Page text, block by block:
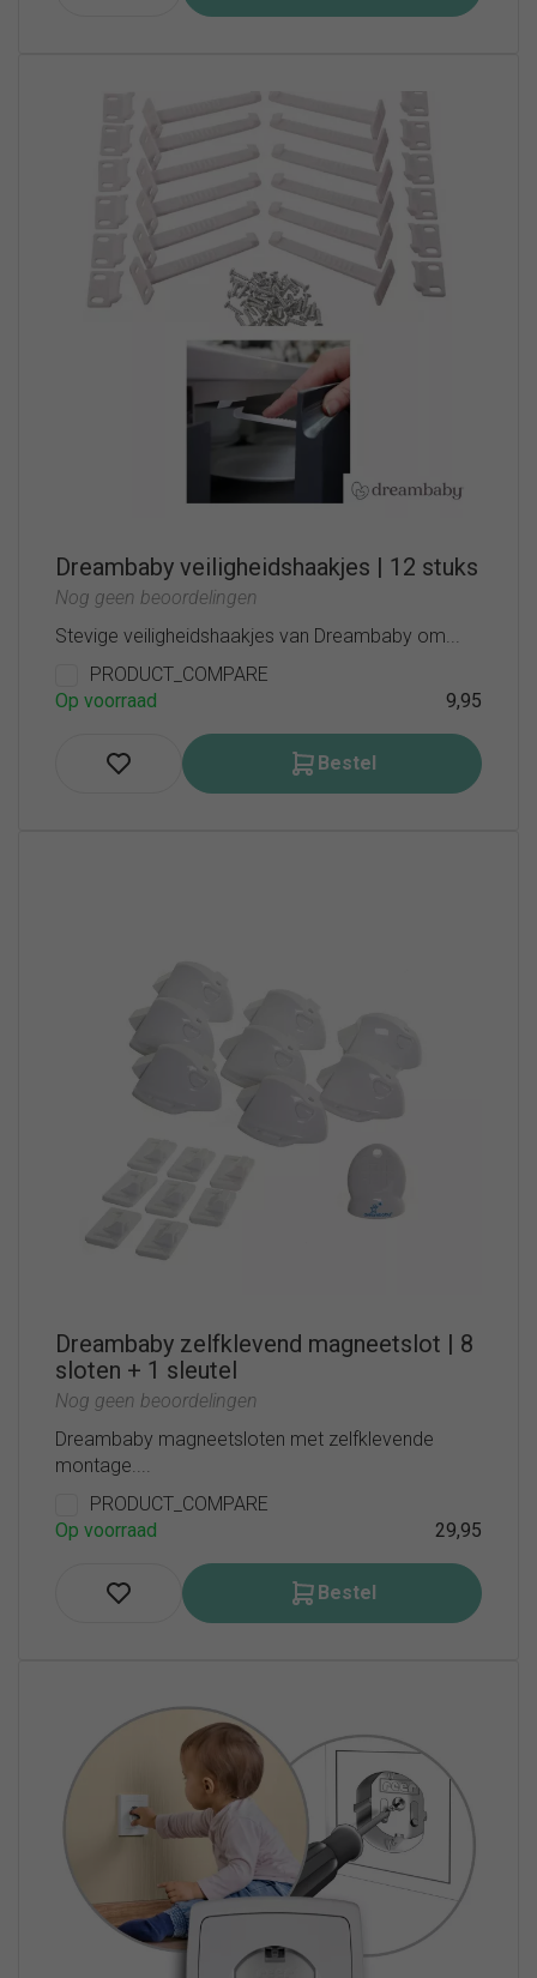
Dreambaby veiligheidshaakjes | 12 stuks
Nog geen beoordelingen
Stevige veiligheidshaakjes van Dreambaby om...
PRODUCT_COMPARE
Op voorraad
9,95
Bestel
Dreambaby zelfklevend magneetslot | 8
sloten + 1 sleutel
Nog geen beoordelingen
Dreambaby magneetsloten met zelfklevende
montage....
PRODUCT_COMPARE
Op voorraad
29,95
Bestel